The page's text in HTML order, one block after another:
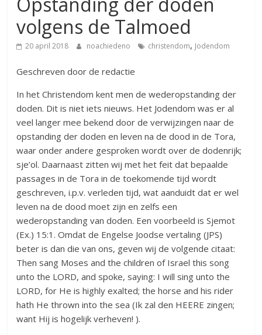
volgens de Talmoed
20 april 2018 noachiedeno christendom, Jodendom
Geschreven door de redactie
In het Christendom kent men de wederopstanding der
doden. Dit is niet iets nieuws. Het Jodendom was er al
veel langer mee bekend door de verwijzingen naar de
opstanding der doden en leven na de dood in de Tora,
waar onder andere gesproken wordt over de dodenrijk;
sje’ol. Daarnaast zitten wij met het feit dat bepaalde
passages in de Tora in de toekomende tijd wordt
geschreven, i.p.v. verleden tijd, wat aanduidt dat er wel
leven na de dood moet zijn en zelfs een
wederopstanding van doden. Een voorbeeld is Sjemot
(Ex.) 15:1. Omdat de Engelse Joodse vertaling (JPS)
beter is dan die van ons, geven wij de volgende citaat:
Then sang Moses and the children of Israel this song
unto the LORD, and spoke, saying: I will sing unto the
LORD, for He is highly exalted; the horse and his rider
hath He thrown into the sea (Ik zal den HEERE zingen;
want Hij is hogelijk verheven! ).